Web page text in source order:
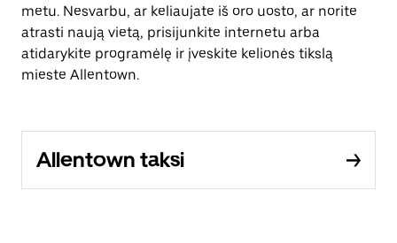
metu. Nesvarbu, ar keliaujate iš oro uosto, ar norite
atrasti naują vietą, prisijunkite internetu arba
atidarykite programėlę ir įveskite kelionės tikslą
mieste Allentown.
Allentown taksi